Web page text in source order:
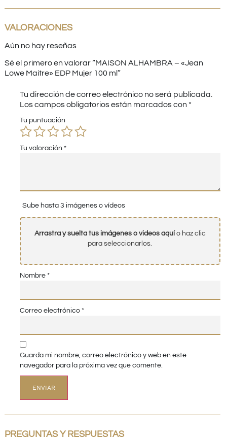
VALORACIONES
Aún no hay reseñas
Sé el primero en valorar “MAISON ALHAMBRA – «Jean
Lowe Maitre» EDP Mujer 100 ml”
Tu dirección de correo electrónico no será publicada.
Los campos obligatorios están marcados con *
Tu puntuación
Tu valoración *
Sube hasta 3 imágenes o vídeos
Arrastra y suelta tus imágenes o videos aquío haz clic
para seleccionarlos.
Nombre *
Correo electrónico *
Guarda mi nombre, correo electrónico y web en este
navegador para la próxima vez que comente.
PREGUNTAS Y RESPUESTAS